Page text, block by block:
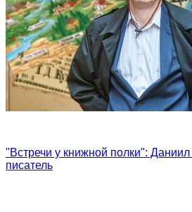
"Встречи у книжной полки": Даниил
писатель